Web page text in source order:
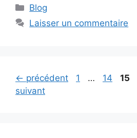
Catégories
Blog
Laisser un commentaire
← précédent Page
1 … Page
14 15
suivant